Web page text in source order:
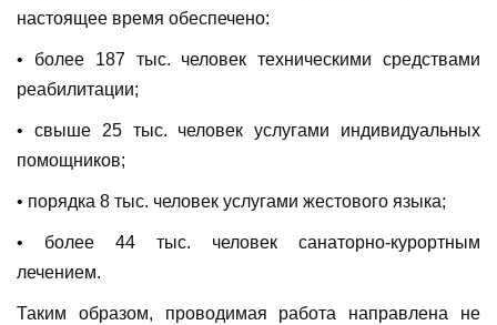
настоящее время обеспечено:
• более 187 тыс. человек техническими средствами
реабилитации;
• свыше 25 тыс. человек услугами индивидуальных
помощников;
• порядка 8 тыс. человек услугами жестового языка;
• более 44 тыс. человек санаторно-курортным
лечением.
Таким образом, проводимая работа направлена не